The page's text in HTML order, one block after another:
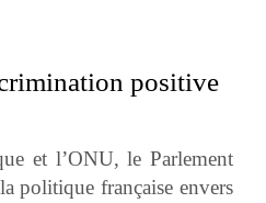
positive
et l’ONU, le Parlement
politique française envers